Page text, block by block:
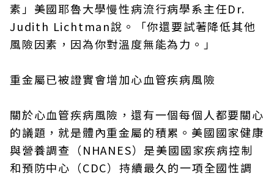
素」美國耶魯大學慢性病流行病學系主任Dr.
Judith Lichtman說。「你還要試著降低其他
風險因素，因為你對溫度無能為力。」
重金屬已被證實會增加心血管疾病風險
關於心血管疾病風險，還有一個每個人都要關心
的議題，就是體內重金屬的積累。美國國家健康
與營養調查（NHANES）是美國國家疾病控制
和預防中心（CDC）持續最久的一項全國性調